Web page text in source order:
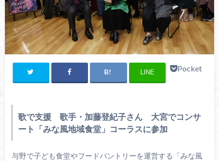
LINE Pocket
歌で支援 歌手・加藤登紀子さん 大宮でコンサ
ート「みな風地域食堂」コーラスに参加
与野で子ども食堂やフードパントリーを運営する「みな風